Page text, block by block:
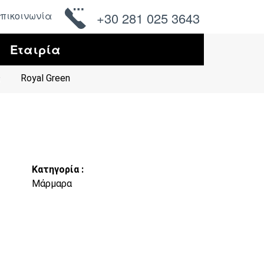
+30 281 025 3643
Εταιρία
Royal Green
Κατηγορία :
Μάρμαρα